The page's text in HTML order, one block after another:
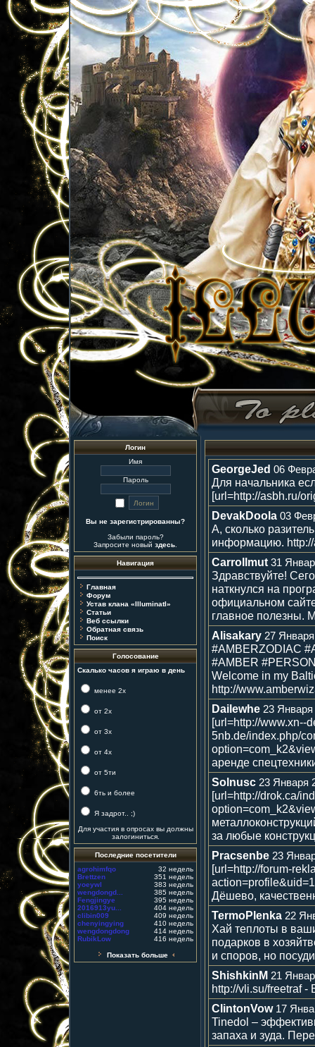
Логин
Имя
Пароль
Вы не зарегистрированны?
Забыли пароль?
Запросите новый здесь.
Навигация
Главная
Форум
Устав клана «IlluminatI»
Статьи
Веб ссылки
Обратная связь
Поиск
Голосование
Скалько часов я играю в день
менее 2х
от 2х
от 3х
от 4х
от 5ти
6ть и более
Я задрот.. ;)
Для участия в опросах вы должны
залогиниться.
Последние посетители
agrohimfqo
32 недель
Brettzen
351 недель
yoeywl
383 недель
wengdongd...
385 недель
Fengjingye
395 недель
2016913yu...
404 недель
clibin009
409 недель
chenyingying
410 недель
wengdongdong
414 недель
RubikLow
416 недель
Показать больше
GeorgeJed 06
Для начальника
[url=http://asbh.ru/
DevakDoola 03
А, сколько
информацию.
Carrollmut 31
Здравствуйте!
наткнулся на
официальном
главное полезны.
Alisakary 27
#AMBERZODIAC
#AMBER
Welcome in my
http://
Dailewhe 23 Января
[url=http://www.xn--
5nb.de/index.php/
аренде
Solnusc 23 Января
[url=http://drok.ca/
за любые
Pracsenbe 23
[url=http://forum-
Дёшево,
TermoPlenka 22
Хай теплоты в
подарков в
и споров, но
ShishkinM 21
http://vli.su/freetraf -
ClintonVow 17
Tinedol –
запаха и зуда.